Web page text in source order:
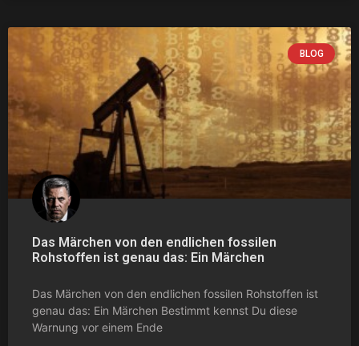
BLOG
Das Märchen von den endlichen fossilen
Rohstoffen ist genau das: Ein Märchen
Das Märchen von den endlichen fossilen Rohstoffen ist
genau das: Ein Märchen Bestimmt kennst Du diese
Warnung vor einem Ende